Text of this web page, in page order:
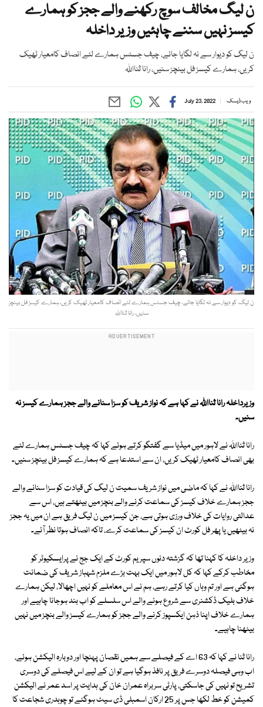
ن لیگ مخالف سوچ رکھنے والے ججز کو ہمارے
کیسز نہیں سننے چاہئیں وزیر داخلہ
ن لیگ کو دیوار سے نہ لگایا جائے، چیف جسٹس ہمارے لئے انصاف کامعیار ٹھیک
کریں، ہمارے کیسز فل بینچز سنیں، رانا ثنااللہ
ویب ڈیسک July 23, 2022
ن لیگ کو دیوار سے نہ لگایا جائے، چیف جسٹس ہمارے لئے انصاف کامعیار ٹھیک کریں، ہمارے کیسز فل بینچز
سنیں، رانا ثنااللہ
وزیرداخلہ رانا ثنااللہ نے کہا ہے کہ نواز شریف کو سزا سنانے والے ججز ہمارے کیسز نہ
سنیں۔
رانا ثنااللہ نے لاہور میں میڈیا سے گفتگو کرتے ہوئے کہا کہ چیف جسٹس ہمارے لئے
بھی انصاف کامعیار ٹھیک کریں، ان سے استدعا ہے کہ ہمارے کیسز فل بینچز سنیں۔
رانا ثنااللہ نے کہا کہ ماضی میں نواز شریف سمیت ن لیگ کی قیادت کو سزا سنانے والے
ججز ہمارے خلاف کیسز کی سماعت کرنے والے بنچز میں بیٹھتے ہیں، اس سے
عدالتی روایات کی خلاف ورزی ہوتی ہے، جن کیسز میں ن لیگ فریق ہے ان میں یہ ججز
نہ بیٹھیں یا پھر فل کورٹ ان کیسز کی سماعت کرے، تاکہ انصاف ہوتا نظر آئے۔
وزیر داخلہ کا کہنا تھا کہ گزشتہ دنوں سپریم کورٹ کے ایک جج نے پرایسکیوٹر کو
مخاطب کرکے کہا کہ کل لاہور میں ایک بہت بڑے ملزم شہباز شریف کی ضمانت
ہوگئی ہے اور تم وہاں کیا کرتے رہے، ہم نے اس معاملے کو نہیں اچھالا، لیکن ہمارے
خلاف بلیک ڈکشنری سے شروع ہونے والے اس سلسلے کو اب بند ہوجانا چاہیے اور
ہمارے خلاف اپنا ذہن ایکسپوز کرنے والے ججز کو ہمارے کیسز والے بنچز میں نہیں
بیٹھنا چاہیے۔
رانا ثنا نے کہا کہ 63 اے کے فیصلے سے ہمیں نقصان پہنچا اور دوبارہ الیکشن ہوئے،
اب وہی فیصلہ دوسرے فریق پر نافذ ہوگیا ہے تو ان کے لیے اس فیصلے کی دوسری
تشریح تو نہیں کی جاسکتی، پارٹی سربراہ عمران خان کی ہدایت پر اسد عمر نے الیکشن
کمیشن کو خط لکھا جس پر 25 ارکان اسمبلی ڈی سیٹ ہوگئے تو چوہدری شجاعت کا